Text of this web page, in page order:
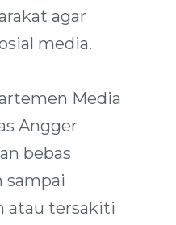
agar
media.
Media
Angger
bebas
sampai
atau tersakiti